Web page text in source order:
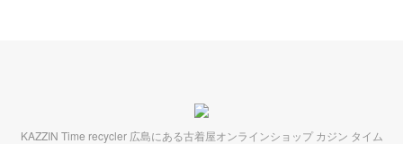
KAZZIN Time recycler 広島にある古着屋オンラインショップ カジン タイム